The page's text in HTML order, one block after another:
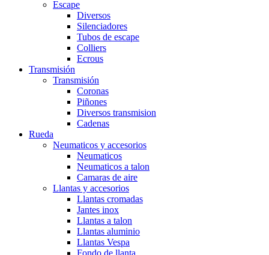
Escape
Diversos
Silenciadores
Tubos de escape
Colliers
Ecrous
Transmisión
Transmisión
Coronas
Piñones
Diversos transmision
Cadenas
Rueda
Neumaticos y accesorios
Neumaticos
Neumaticos a talon
Camaras de aire
Llantas y accesorios
Llantas cromadas
Jantes inox
Llantas a talon
Llantas aluminio
Llantas Vespa